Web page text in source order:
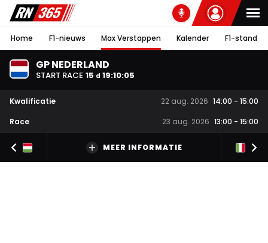
Home F1-nieuws Max Verstappen Kalender F1-stand
GP NEDERLAND
START RACE 15 d 19:10:05
Kwalificatie 22 aug. 2026 14:00 - 15:00
Race
23 aug. 2026 13:00 - 15:00
MEER INFORMATIE